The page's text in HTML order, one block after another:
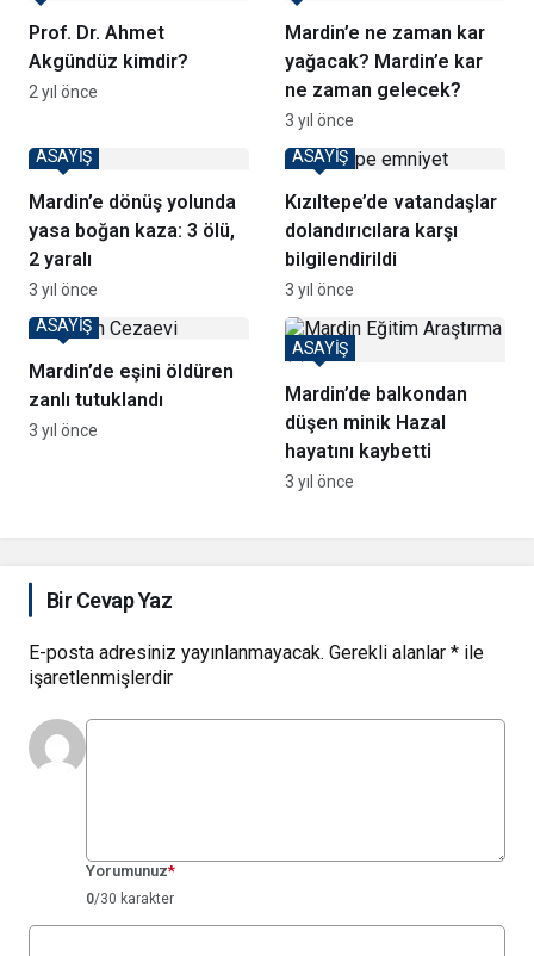
Prof. Dr. Ahmet
Akgündüz kimdir?
2 yıl önce
Mardin’e ne zaman kar
yağacak? Mardin’e kar
ne zaman gelecek?
3 yıl önce
Mardin’e dönüş yolunda
yasa boğan kaza: 3 ölü,
2 yaralı
ASAYİŞ
3 yıl önce
Kızıltepe’de vatandaşlar
dolandırıcılara karşı
bilgilendirildi
ASAYİŞ
3 yıl önce
Mardin’de eşini öldüren
zanlı tutuklandı
ASAYİŞ
3 yıl önce
Mardin’de balkondan
düşen minik Hazal
hayatını kaybetti
ASAYİŞ
3 yıl önce
Bir Cevap Yaz
E-posta adresiniz yayınlanmayacak. Gerekli alanlar * ile
işaretlenmişlerdir
Yorumunuz*
0/30 karakter